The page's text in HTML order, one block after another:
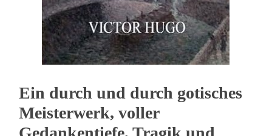
Ein durch und durch gotisches
Meisterwerk, voller